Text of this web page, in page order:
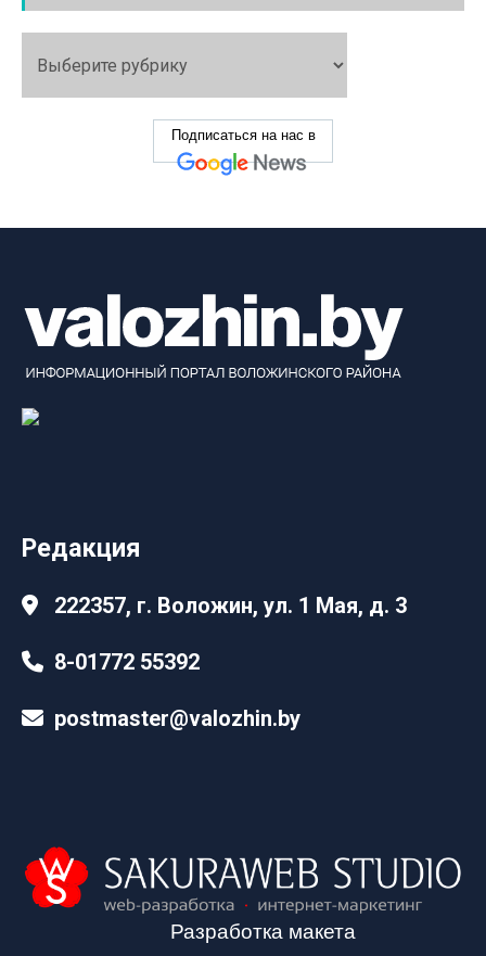
Подписаться на нас в
Редакция
222357, г. Воложин, ул. 1 Мая, д. 3
8-01772 55392
postmaster@valozhin.by
Разработка макета